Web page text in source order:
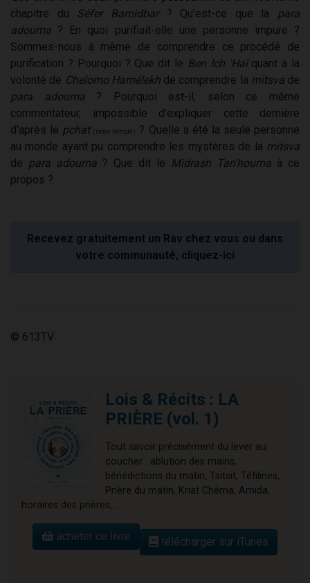
chapitre du Séfer Bamidbar? Qu'est-ce que la para
adouma ? En quoi purifiait-elle une personne impure ?
Sommes-nous à même de comprendre ce procédé de
purification ? Pourquoi ? Que dit le Ben Ich 'Haïquant à la
volonté de Chelomo Hamélekhde comprendre la mitsva de
para adouma? Pourquoi est-il, selon ce même
commentateur, impossible d'expliquer cette dernière
d'après le pchat (sens simple)
? Quelle a été la seule personne
au monde ayant pu comprendre les mystères de la mitsva
de para adouma ? Que dit le Midrash Tan'houma à ce
propos ?
Recevez gratuitement un Rav chez vous ou dans
votre communauté, cliquez-ici
© 613TV
Lois & Récits : LA
PRIÈRE (vol. 1)
Tout savoir précisément du lever au
coucher : ablution des mains,
bénédictions du matin, Tsitsit, Téfilines,
Prière du matin, Kriat Chéma, Amida,
horaires des prières,...
acheter ce livre télécharger sur iTunes